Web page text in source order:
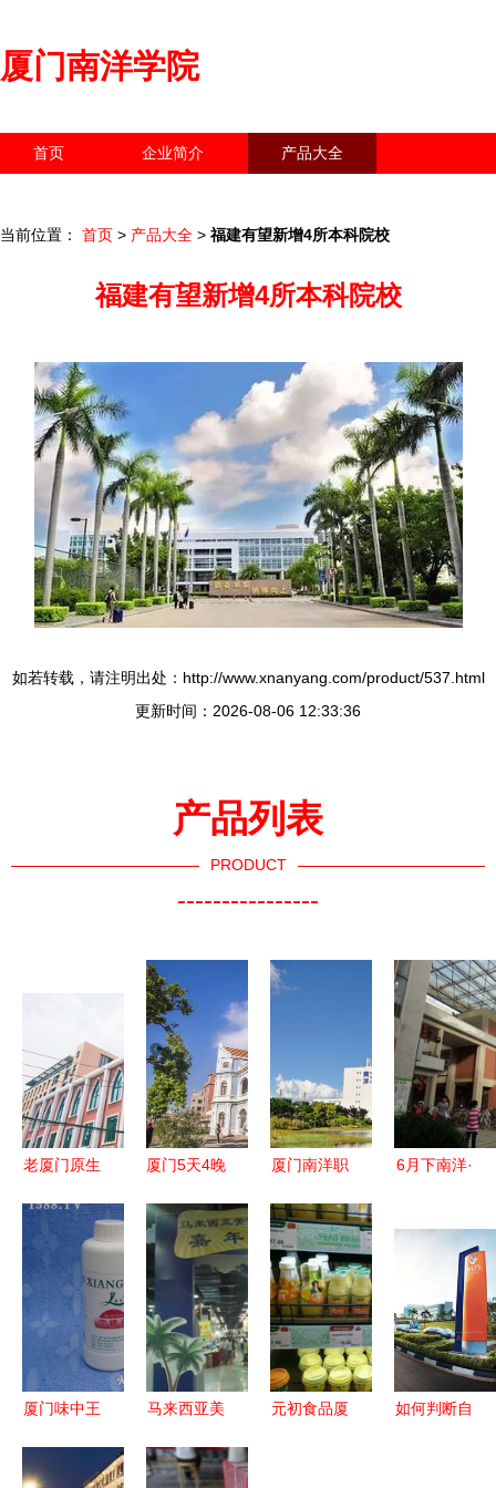
厦门南洋学院
首页 企业简介 产品大全
当前位置： 首页 > 产品大全 > 福建有望新增4所本科院校
福建有望新增4所本科院校
如若转载，请注明出处：http://www.xnanyang.com/product/537.html
更新时间：2026-08-06 12:33:36
产品列表
PRODUCT
----------------
老厦门原生
游 沙坡尾
渔港至闽南
茶桌仔的南
洋风情探索
厦门5天4晚
攻略 玩转
鹭岛，体验
南洋文化魅
力
厦门南洋职
教育学院概
述
6月下南洋·
海侨乡情，
南洋遗风韵
厦门味中王
风情的完美
马来西亚美
品集锦 南
元初食品厦
如何判断自